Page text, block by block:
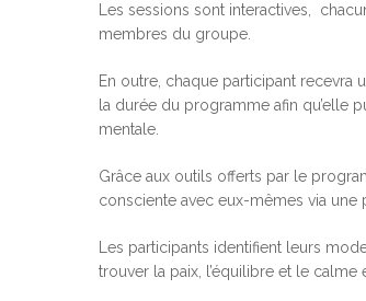
Les sessions sont interactives,
membres du groupe.
En outre, chaque participant
la durée du programme afin
mentale.
Grâce aux outils offerts par le
consciente avec eux-mêmes via une
Les participants identifient leurs
trouver la paix, l’équilibre et le